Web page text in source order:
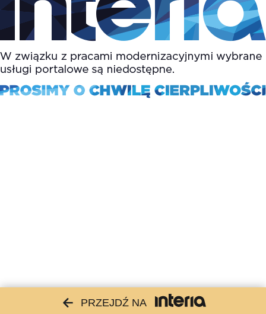
PRZEJDŹ NA